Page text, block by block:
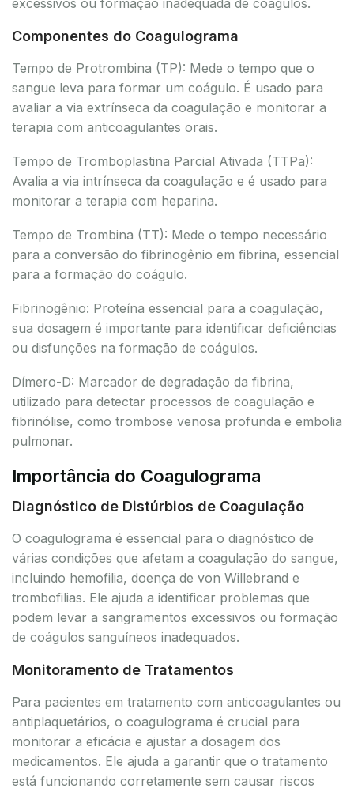
Componentes do Coagulograma
Tempo de Protrombina (TP): Mede o tempo que o
sangue leva para formar um coágulo. É usado para
avaliar a via extrínseca da coagulação e monitorar a
terapia com anticoagulantes orais.
Tempo de Tromboplastina Parcial Ativada (TTPa):
Avalia a via intrínseca da coagulação e é usado para
monitorar a terapia com heparina.
Tempo de Trombina (TT): Mede o tempo necessário
para a conversão do fibrinogênio em fibrina, essencial
para a formação do coágulo.
Fibrinogênio: Proteína essencial para a coagulação,
sua dosagem é importante para identificar deficiências
ou disfunções na formação de coágulos.
Dímero-D: Marcador de degradação da fibrina,
utilizado para detectar processos de coagulação e
fibrinólise, como trombose venosa profunda e embolia
pulmonar.
Importância do Coagulograma
Diagnóstico de Distúrbios de Coagulação
O coagulograma é essencial para o diagnóstico de
várias condições que afetam a coagulação do sangue,
incluindo hemofilia, doença de von Willebrand e
trombofilias. Ele ajuda a identificar problemas que
podem levar a sangramentos excessivos ou formação
de coágulos sanguíneos inadequados.
Monitoramento de Tratamentos
Para pacientes em tratamento com anticoagulantes ou
antiplaquetários, o coagulograma é crucial para
monitorar a eficácia e ajustar a dosagem dos
medicamentos. Ele ajuda a garantir que o tratamento
está funcionando corretamente sem causar riscos